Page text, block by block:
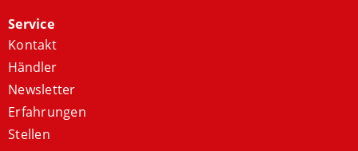
Service
Kontakt
Händler
Newsletter
Erfahrungen
Stellen